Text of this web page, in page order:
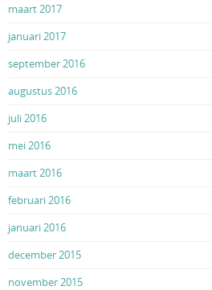
maart 2017
januari 2017
september 2016
augustus 2016
juli 2016
mei 2016
maart 2016
februari 2016
januari 2016
december 2015
november 2015